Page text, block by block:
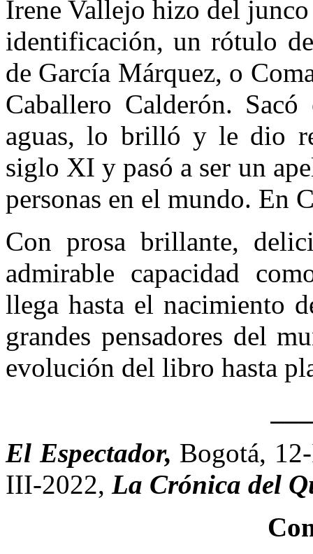
Irene Vallejo hizo del junco
identificación, un rótulo
de García Márquez, o
Caballero Calderón.
aguas, lo brilló y le dio
siglo XI y pasó a ser un
personas en el mundo. En
Con prosa brillante,
admirable capacidad
llega hasta el nacimiento
grandes pensadores del
evolución del libro hasta
El Espectador, Bogotá,
III-2022, La Crónica del